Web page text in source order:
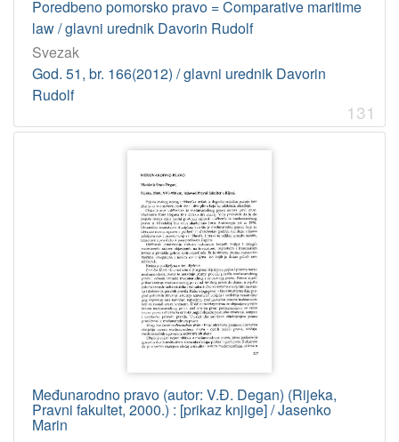
Poredbeno pomorsko pravo = Comparative maritime
law / glavni urednik Davorin Rudolf
Svezak
God. 51, br. 166(2012) / glavni urednik Davorin
Rudolf
131
Međunarodno pravo (autor: V.Đ. Degan) (Rijeka,
Pravni fakultet, 2000.) : [prikaz knjige] / Jasenko
Marin